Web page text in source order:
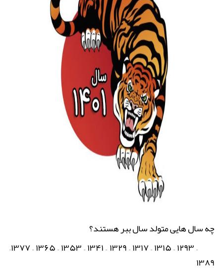
چه سال هایی متولد سال ببر هستند؟
–۱۲۹۳–۱۳۱۵–۱۳۱۷–۱۳۲۹–۱۳۴۱–۱۳۵۳–۱۳۶۵–۱۳۷۷–
۱۳۸۹